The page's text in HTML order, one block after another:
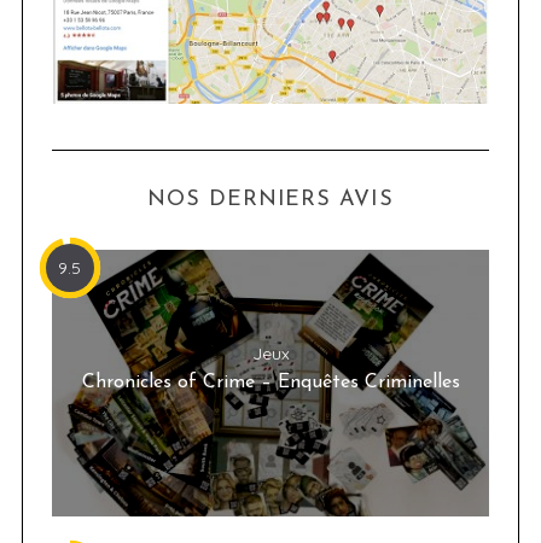
NOS DERNIERS AVIS
9.5
Jeux
Chronicles of Crime – Enquêtes Criminelles